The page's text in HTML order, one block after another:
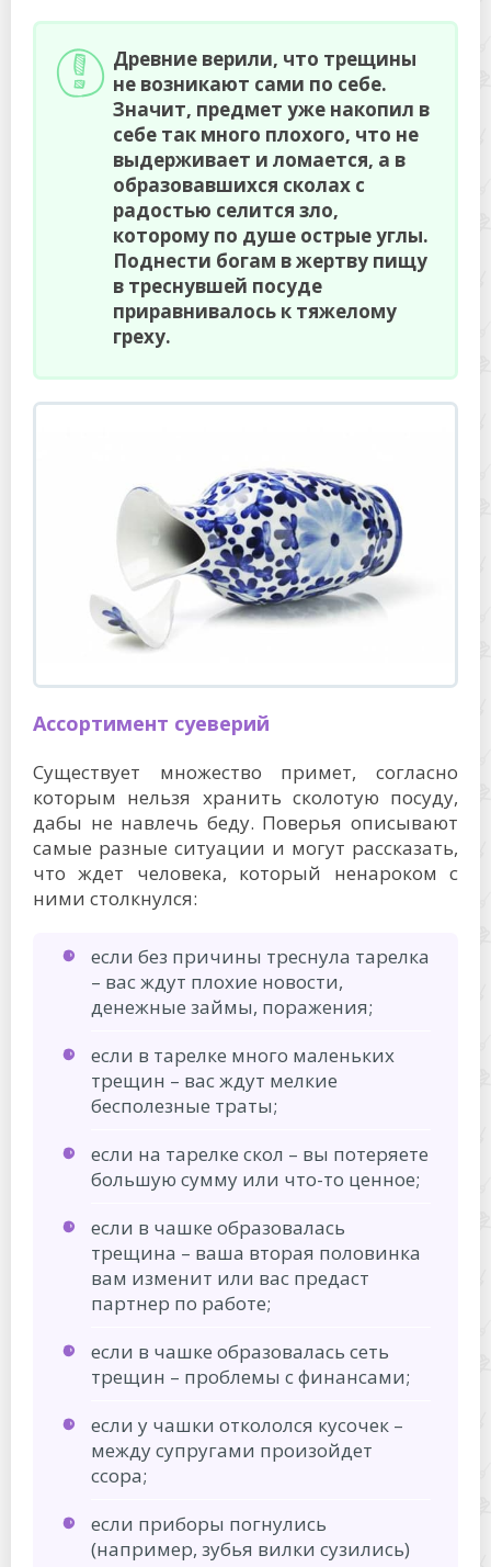
Древние верили, что трещины
не возникают сами по себе.
Значит, предмет уже накопил в
себе так много плохого, что не
выдерживает и ломается, а в
образовавшихся сколах с
радостью селится зло,
которому по душе острые углы.
Поднести богам в жертву пищу
в треснувшей посуде
приравнивалось к тяжелому
греху.
Ассортимент суеверий
Существует множество примет, согласно
которым нельзя хранить сколотую посуду,
дабы не навлечь беду. Поверья описывают
самые разные ситуации и могут рассказать,
что ждет человека, который ненароком с
ними столкнулся:
если без причины треснула тарелка
– вас ждут плохие новости,
денежные займы, поражения;
если в тарелке много маленьких
трещин – вас ждут мелкие
бесполезные траты;
если на тарелке скол – вы потеряете
большую сумму или что-то ценное;
если в чашке образовалась
трещина – ваша вторая половинка
вам изменит или вас предаст
партнер по работе;
если в чашке образовалась сеть
трещин – проблемы с финансами;
если у чашки откололся кусочек –
между супругами произойдет
ссора;
если приборы погнулись
(например, зубья вилки сузились)